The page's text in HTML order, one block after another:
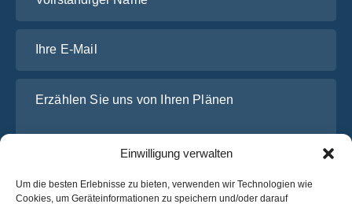
Einwilligung verwalten
Um die besten Erlebnisse zu bieten, verwenden wir Technologien wie
Cookies, um Geräteinformationen zu speichern und/oder darauf